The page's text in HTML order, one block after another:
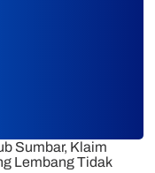
Sumbar, Klaim
Lembang Tidak